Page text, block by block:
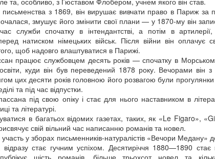
письменства з 1869, він вирушає вивчати право в Париж за
змушує його змінити свої плани — у 1870-му він
служби спочатку в інтендантстві, а потім в
натиском німецьких військ. Після війни він оплачує
щоб надовго влаштуватися в Парижі.
працює службовцем десять років — спочатку в Морському
освіти, куди він був переведений 1878 року. Вечорами він
цих десяти років головною його розвагою були
та під час відпустки.
під свою опіку і стає для нього наставником в
та літературі.
в багатьох відомих газетах, таких, як «Le Figaro»,
свій вільний час написанню романів та новел.
у зборах письменників-натуралістів «Вечори Медану»
стає гучним успіхом. Десятиріччя 1880—1890 стає
шість романів, більше трьохсот новел та
копіям у 1946 році в еміграції побачила світ
поетичного слова.
Олени Теліги, але її творчість і сьогодні звучить
Олена, сучасна українська література має міцний духовний
традиції, яку сьогодні продовжують сучасні українські
пам’яті.